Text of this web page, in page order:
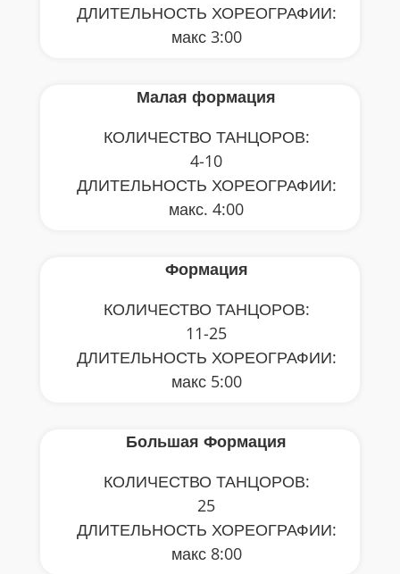
ДЛИТЕЛЬНОСТЬ ХОРЕОГРАФИИ:
макс 3:00
Малая формация
КОЛИЧЕСТВО ТАНЦОРОВ:
4-10
ДЛИТЕЛЬНОСТЬ ХОРЕОГРАФИИ:
макс. 4:00
Формация
КОЛИЧЕСТВО ТАНЦОРОВ:
11-25
ДЛИТЕЛЬНОСТЬ ХОРЕОГРАФИИ:
макс 5:00
Большая Формация
КОЛИЧЕСТВО ТАНЦОРОВ:
25
ДЛИТЕЛЬНОСТЬ ХОРЕОГРАФИИ:
макс 8:00